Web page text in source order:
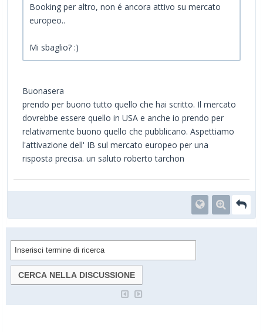
Booking per altro, non é ancora attivo su mercato
europeo..
Mi sbaglio? :)
Buonasera
prendo per buono tutto quello che hai scritto. Il mercato
dovrebbe essere quello in USA e anche io prendo per
relativamente buono quello che pubblicano. Aspettiamo
l'attivazione dell' IB sul mercato europeo per una
risposta precisa. un saluto roberto tarchon